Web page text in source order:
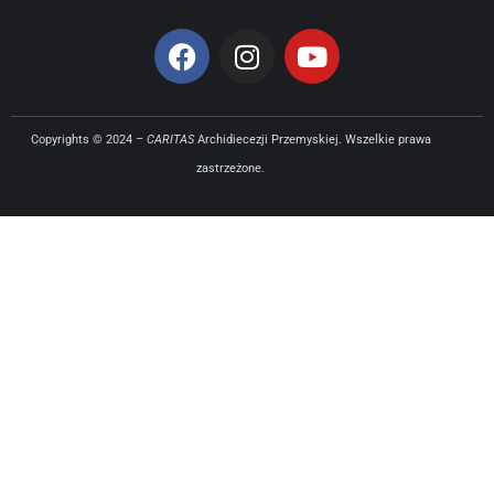
Copyrights © 2024 – CARITASArchidiecezji Przemyskiej. Wszelkie prawa
zastrzeżone.